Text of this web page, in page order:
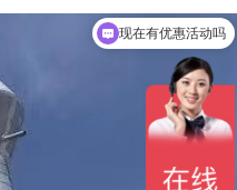
可以介绍下你们的产品么